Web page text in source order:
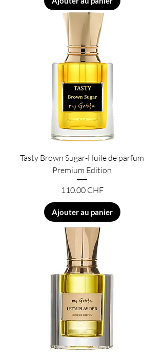
Tasty Brown Sugar-Huile de parfum
Premium Edition
Prix
110.00 CHF
Ajouter au panier